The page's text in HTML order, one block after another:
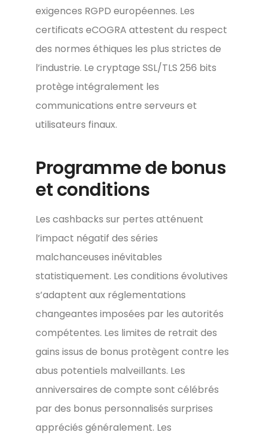
exigences RGPD européennes. Les
certificats eCOGRA attestent du respect
des normes éthiques les plus strictes de
l’industrie. Le cryptage SSL/TLS 256 bits
protège intégralement les
communications entre serveurs et
utilisateurs finaux.
Programme de bonus
et conditions
Les cashbacks sur pertes atténuent
l’impact négatif des séries
malchanceuses inévitables
statistiquement. Les conditions évolutives
s’adaptent aux réglementations
changeantes imposées par les autorités
compétentes. Les limites de retrait des
gains issus de bonus protègent contre les
abus potentiels malveillants. Les
anniversaires de compte sont célébrés
par des bonus personnalisés surprises
appréciés généralement. Les